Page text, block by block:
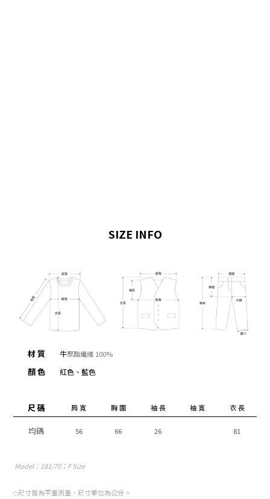
SIZE INFO
材 質 牛聚酯纖維 100%
顏 色 紅色、藍色
尺 碼 肩 寬 胸 圍 袖 長 袖 寬 衣 長
均碼 56 66 26 81
Model：181/70；F Size
○尺寸皆為平量測量，尺寸單位為公分。